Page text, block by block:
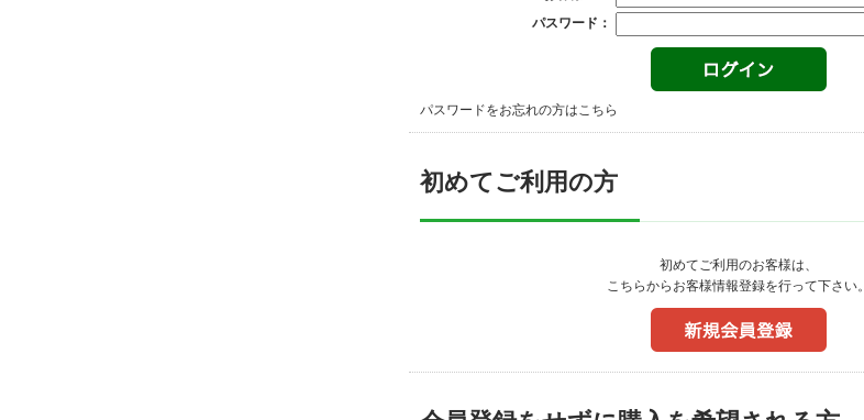
パスワード：
パスワードをお忘れの方はこちら
初めてご利用の方
初めてご利用のお客様は、
こちらからお客様情報登録を行って下さい。